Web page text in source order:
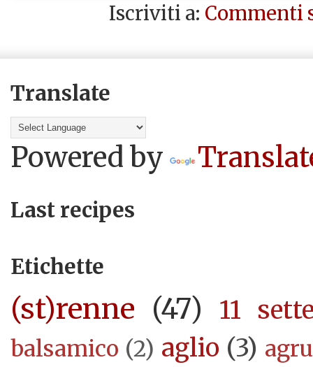
Iscriviti a: Commenti
Translate
Powered by
Last recipes
Etichette
(st)renne (47) 11
balsamico (2) aglio (3)